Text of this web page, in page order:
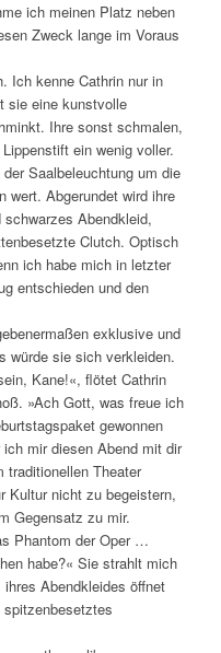
ich meinen Platz neben
Zweck lange im Voraus
Ich kenne Cathrin nur in
sie eine kunstvolle
Ihre sonst schmalen,
ein wenig voller.
Saalbeleuchtung um die
wert. Abgerundet wird ihre
Abendkleid,
Clutch. Optisch
ich habe mich in letzter
entschieden und den
exklusive und
würde sie sich verkleiden.
Kane!«, flötet Cathrin
»Ach Gott, was freue ich
gewonnen
mir diesen Abend mit dir
Theater
Kultur nicht zu begeistern,
Gegensatz zu mir.
Phantom der Oper …
habe?« Sie strahlt mich
Abendkleides öffnet